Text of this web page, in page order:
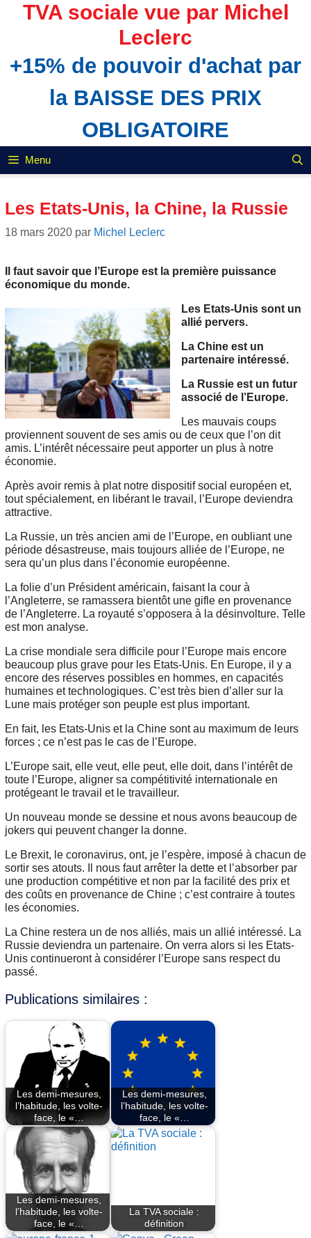
TVA sociale vue par Michel
Leclerc
+15% de pouvoir d'achat par
la BAISSE DES PRIX
OBLIGATOIRE
Menu
Les Etats-Unis, la Chine, la Russie
18 mars 2020 par Michel Leclerc
Il faut savoir que l’Europe est la première puissance
économique du monde.
Les Etats-Unis sont un
allié pervers.
La Chine est un
partenaire intéressé.
La Russie est un futur
associé de l’Europe.
Les mauvais coups
proviennent souvent de ses amis ou de ceux que l’on dit
amis. L’intérêt nécessaire peut apporter un plus à notre
économie.
Après avoir remis à plat notre dispositif social européen et,
tout spécialement, en libérant le travail, l’Europe deviendra
attractive.
La Russie, un très ancien ami de l’Europe, en oubliant une
période désastreuse, mais toujours alliée de l’Europe, ne
sera qu’un plus dans l’économie européenne.
La folie d’un Président américain, faisant la cour à
l’Angleterre, se ramassera bientôt une gifle en provenance
de l’Angleterre. La royauté s’opposera à la désinvolture. Telle
est mon analyse.
La crise mondiale sera difficile pour l’Europe mais encore
beaucoup plus grave pour les Etats-Unis. En Europe, il y a
encore des réserves possibles en hommes, en capacités
humaines et technologiques. C’est très bien d’aller sur la
Lune mais protéger son peuple est plus important.
En fait, les Etats-Unis et la Chine sont au maximum de leurs
forces ; ce n’est pas le cas de l’Europe.
L’Europe sait, elle veut, elle peut, elle doit, dans l’intérêt de
toute l’Europe, aligner sa compétitivité internationale en
protégeant le travail et le travailleur.
Un nouveau monde se dessine et nous avons beaucoup de
jokers qui peuvent changer la donne.
Le Brexit, le coronavirus, ont, je l’espère, imposé à chacun de
sortir ses atouts. Il nous faut arrêter la dette et l’absorber par
une production compétitive et non par la facilité des prix et
des coûts en provenance de Chine ; c’est contraire à toutes
les économies.
La Chine restera un de nos alliés, mais un allié intéressé. La
Russie deviendra un partenaire. On verra alors si les Etats-
Unis continueront à considérer l’Europe sans respect du
passé.
Publications similaires :
Les demi-mesures,
l’habitude, les volte-
face, le «…
Les demi-mesures,
l’habitude, les volte-
face, le «…
Les demi-mesures,
l’habitude, les volte-
face, le «…
La TVA sociale :
définition